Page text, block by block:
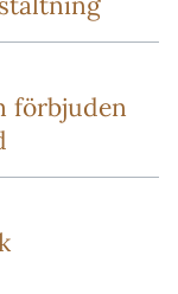
förbjuden